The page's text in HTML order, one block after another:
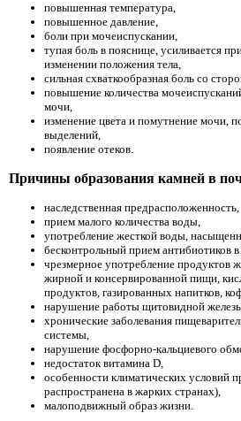
повышенная температура,
повышенное давление,
боли при мочеиспускании,
тупая боль в пояснице, усиливается
изменении положения тела,
сильная схваткообразная боль со
повышение количества
мочи,
изменение цвета и помутнение мочи,
выделений,
появление отеков.
Причины образования камней в
наследственная предрасположенность,
прием малого количества воды,
употребление жесткой воды,
бесконтрольный прием антибиотиков
чрезмерное употребление продуктов
жирной и консервированной пищи,
продуктов, газированных напитков,
нарушение работы щитовидной
хронические заболевания
системы,
нарушение фосфорно-кальциевого
недостаток витамина D,
особенности климатических условий
распространена в жарких странах),
малоподвижный образ жизни.